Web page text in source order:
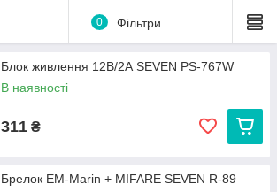
0 Фільтри
Блок живлення 12В/2А SEVEN PS-767W
В наявності
311 ₴
Брелок EM-Marin + MIFARE SEVEN R-89